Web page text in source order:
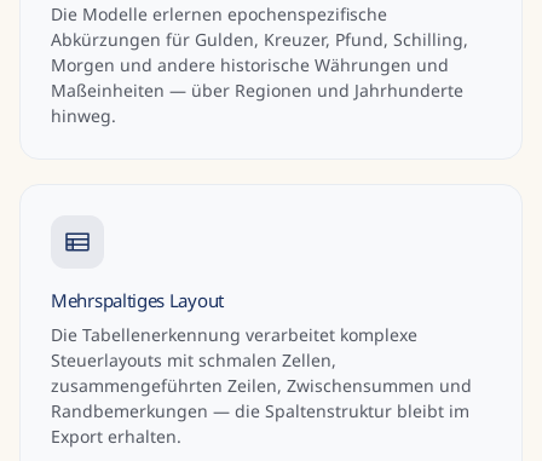
Die Modelle erlernen epochenspezifische
Abkürzungen für Gulden, Kreuzer, Pfund, Schilling,
Morgen und andere historische Währungen und
Maßeinheiten — über Regionen und Jahrhunderte
hinweg.
Mehrspaltiges Layout
Die Tabellenerkennung verarbeitet komplexe
Steuerlayouts mit schmalen Zellen,
zusammengeführten Zeilen, Zwischensummen und
Randbemerkungen — die Spaltenstruktur bleibt im
Export erhalten.